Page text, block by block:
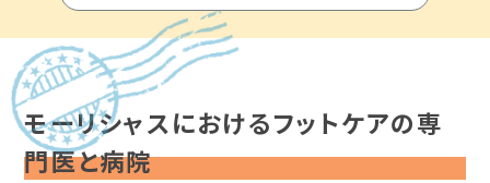
モーリシャスにおけるフットケアの専
門医と病院